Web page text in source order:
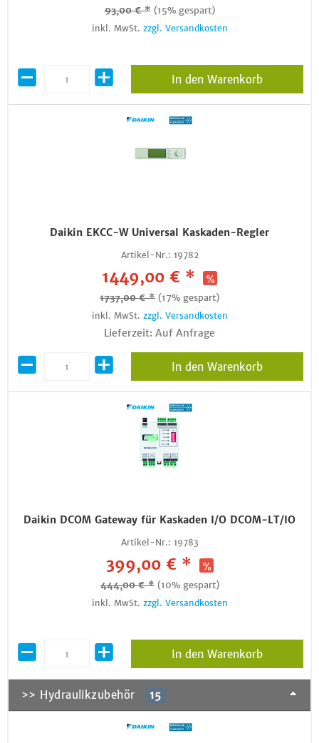
93,00 € * (15% gespart)
inkl. MwSt. zzgl. Versandkosten
In den Warenkorb
Daikin EKCC-W Universal Kaskaden-Regler
Artikel-Nr.: 19782
1449,00 € *
1737,00 € * (17% gespart)
inkl. MwSt. zzgl. Versandkosten
Lieferzeit: Auf Anfrage
In den Warenkorb
Daikin DCOM Gateway für Kaskaden I/O DCOM-LT/IO
Artikel-Nr.: 19783
399,00 € *
444,00 € * (10% gespart)
inkl. MwSt. zzgl. Versandkosten
In den Warenkorb
>> Hydraulikzubehör 15